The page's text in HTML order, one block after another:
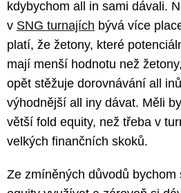
kdybychom all in sami dávali.
v SNG turnajích bývá více
platí, že žetony, které
mají menší hodnotu než
opět stěžuje dorovnávání all
výhodnější all iny dávat. Měli
větší fold equity, než třeba v
velkých finančních skoků.
Ze zmíněných důvodů bychom